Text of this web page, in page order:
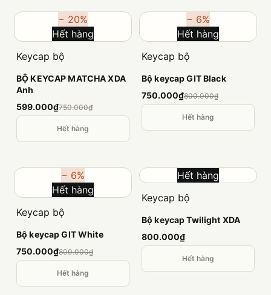
− 20%
Hết hàng
Keycap bộ
BỘ KEYCAP MATCHA XDA
Anh
599.000₫750.000₫
Hết hàng
− 6%
Hết hàng
Keycap bộ
Bộ keycap GIT Black
750.000₫800.000₫
Hết hàng
− 6%
Hết hàng
Keycap bộ
Bộ keycap GIT White
750.000₫800.000₫
Hết hàng
Hết hàng
Keycap bộ
Bộ keycap Twilight XDA
800.000₫
Hết hàng